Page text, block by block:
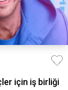
için iş birliği